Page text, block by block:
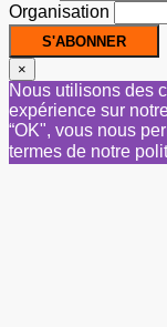
Organisation
×
Nous utilisons des
expérience sur
“OK", vous nous
termes de notre